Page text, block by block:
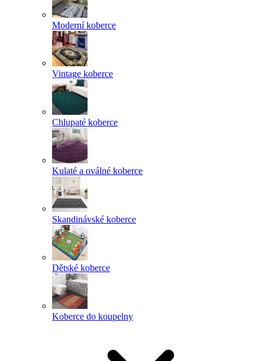
Moderní koberce
Vintage koberce
Chlupaté koberce
Kulaté a oválné koberce
Skandinávské koberce
Dětské koberce
Koberce do koupelny